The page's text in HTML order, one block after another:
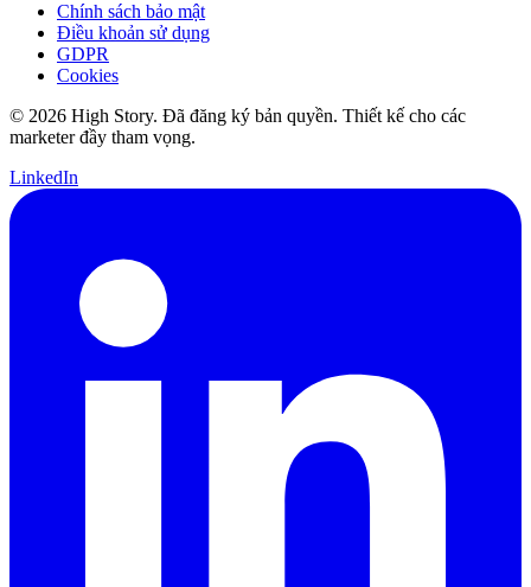
Chính sách bảo mật
Điều khoản sử dụng
GDPR
Cookies
© 2026 High Story. Đã đăng ký bản quyền. Thiết kế cho các
marketer đầy tham vọng.
LinkedIn